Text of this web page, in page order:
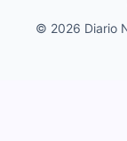
© 2026 Diario